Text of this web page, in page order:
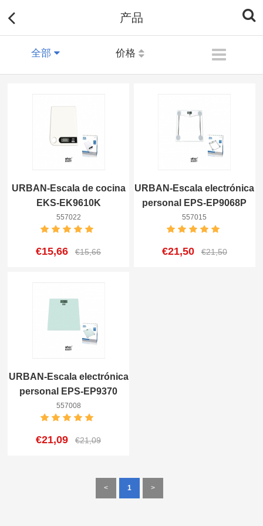
产品
全部 价格
URBAN-Escala de cocina
EKS-EK9610K
8433962557022
557022
€15,66 €15,66
URBAN-Escala electrónica
personal EPS-EP9068P
8433962557015
557015
€21,50 €21,50
URBAN-Escala electrónica
personal EPS-EP9370
8433962557008
557008
€21,09 €21,09
< 1 >